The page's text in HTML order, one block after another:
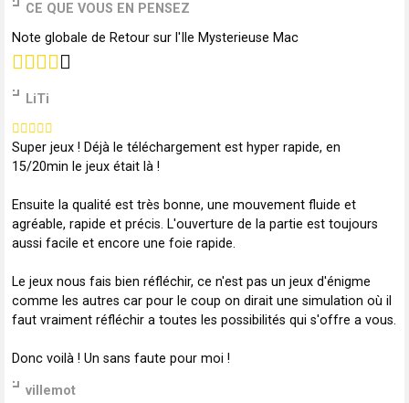
CE QUE VOUS EN PENSEZ
Note globale de Retour sur l'Ile Mysterieuse Mac
LiTi
Super jeux ! Déjà le téléchargement est hyper rapide, en
15/20min le jeux était là !
Ensuite la qualité est très bonne, une mouvement fluide et
agréable, rapide et précis. L'ouverture de la partie est toujours
aussi facile et encore une foie rapide.
Le jeux nous fais bien réfléchir, ce n'est pas un jeux d'énigme
comme les autres car pour le coup on dirait une simulation où il
faut vraiment réfléchir a toutes les possibilités qui s'offre a vous.
Donc voilà ! Un sans faute pour moi !
villemot